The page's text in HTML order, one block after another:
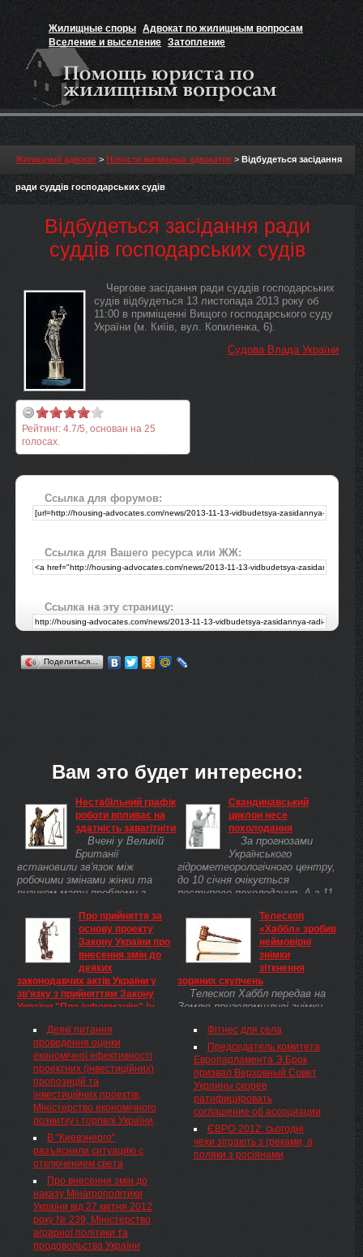
Жилищные споры Адвокат по жилищным вопросам
Вселение и выселение Затопление
Признание прав на жильё
Жилищный адвокат > Новости жилищных адвокатов > Відбудеться засідання
ради суддів господарських судів
Відбудеться засідання ради
суддів господарських судів
Чергове засідання ради суддів господарських
судів відбудеться 13 листопада 2013 року об
11:00 в приміщенні Вищого господарського суду
України (м. Киїів, вул. Копиленка, 6).
Судова Влада України
Рейтинг: 4.7/5, основан на 25
голосах.
Ссылка для форумов:
Ссылка для Вашего ресурса или ЖЖ:
Ссылка на эту страницу:
Поделиться…
Вам это будет интересно:
Нестабільний графік
роботи впливає на
здатність завагітніти
Вчені у Великій
Британії
встановили зв'язок між
робочими змінами жінки та
ризиком мати проблеми з
Про прийняття за
основу проекту
Закону України про
внесення змін до
деяких
законодавчих актів України у
зв'язку з прийняттям Закону
України "Про інформацію" (у
"Про доступ до публічної
інформації", Верховна Рада
України
ПОСТАНОВА Верховної
Ради України Верховна Рада
України постановляє: 1.
Прийняти за основу проект
Закону України про внесення
змін до деяких законодавчих
актів України у зв'язку з
прийняттям Закону України
"Про інформацію" (у новій
редакції) та Закону України
"Про доступ до публічної
інформації" (реєстр. № 10455),
поданий Кабінетом Міністрів
України.
Деякі питання
проведення оцінки
економічної ефективності
проектних (інвестиційних)
пропозицій та
інвестиційних проектів,
Міністерство економічного
розвитку і торгівлі України
В "Киевэнерго"
разъяснили ситуацию с
отключением света
Про внесення змін до
наказу Мінагрополітики
України від 27 квітня 2012
року № 239, Міністерство
аграрної політики та
продовольства України
Скандинавський
циклон несе
похолодання
За прогнозами
Українського
гідрометеорологічного центру,
до 10 січня очікується
поступове похолодання. А з 11
півострова на територію
України прийдуть теплі
повітряні маси, ...
Телескоп
«Хаббл» зробив
неймовірні
знімки
зіткнення
зоряних скупчень
Телескоп Хаббл передав на
Землю приголомшливі знімки,
кластера, що, найімовірніше,
знаходяться на ранніх етапах
злиття.
Фітнес для села
Председатель комитета
Европарламента Э.Брок
призвал Верховный Совет
Украины скорее
ратифицировать
соглашение об ассоциации
ЄВРО-2012: сьогодні
чехи зіграють з греками, а
поляки з росіянами